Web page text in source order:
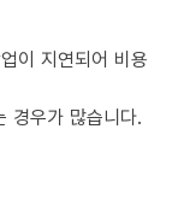
이 지연되어 비용
경우가 많습니다.